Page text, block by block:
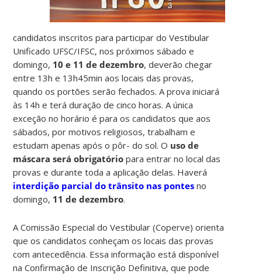
candidatos inscritos para participar do Vestibular
Unificado UFSC/IFSC, nos próximos sábado e
domingo, 10 e 11 de dezembro, deverão chegar
entre 13h e 13h45min aos locais das provas,
quando os portões serão fechados. A prova iniciará
às 14h e terá duração de cinco horas. A única
exceção no horário é para os candidatos que aos
sábados, por motivos religiosos, trabalham e
estudam apenas após o pôr- do sol. O uso de
máscara será obrigatório para entrar no local das
provas e durante toda a aplicação delas. Haverá
interdição parcial do trânsito nas pontes no
domingo, 11 de dezembro.
A Comissão Especial do Vestibular (Coperve) orienta
que os candidatos conheçam os locais das provas
com antecedência. Essa informação está disponível
na Confirmação de Inscrição Definitiva, que pode